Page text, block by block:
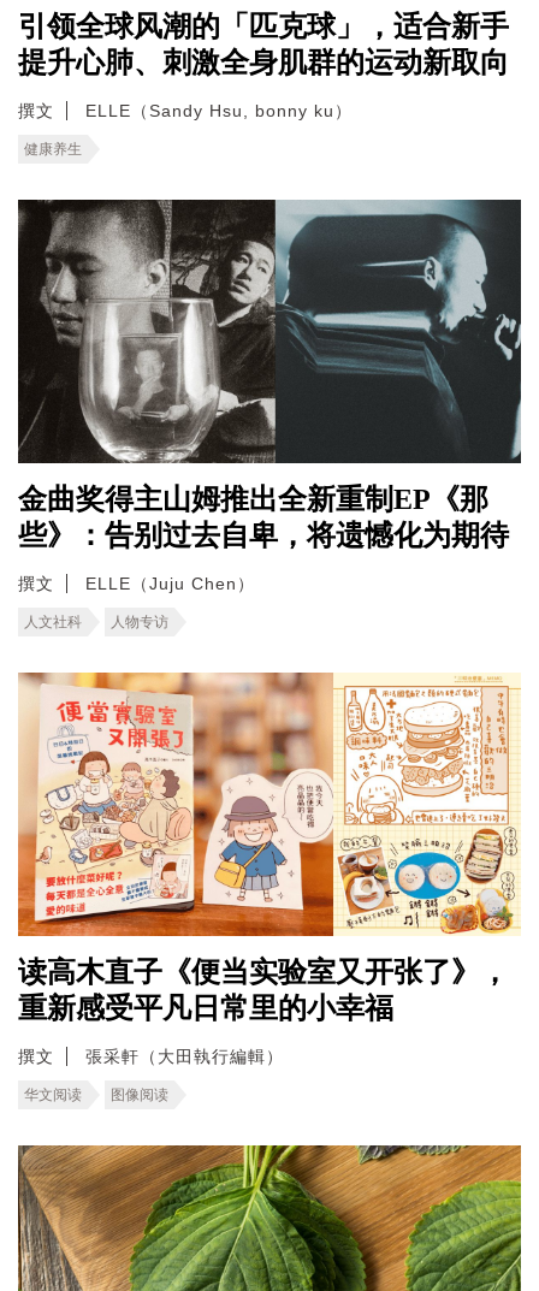
引领全球风潮的「匹克球」，适合新手
提升心肺、刺激全身肌群的运动新取向
撰文 ELLE（Sandy Hsu, bonny ku）
健康养生
金曲奖得主山姆推出全新重制EP《那
些》：告别过去自卑，将遗憾化为期待
撰文 ELLE（Juju Chen）
人文社科 人物专访
读高木直子《便当实验室又开张了》，
重新感受平凡日常里的小幸福
撰文 張采軒（大田執行編輯）
华文阅读 图像阅读